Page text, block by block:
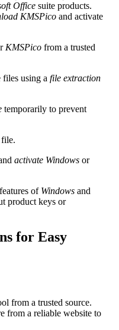
Office suite products.
KMSPico and activate
KMSPico from a trusted
using a file extraction
temporarily to prevent
file.
activate Windows or
of Windows and
product keys or
for Easy
from a trusted source.
from a reliable website to